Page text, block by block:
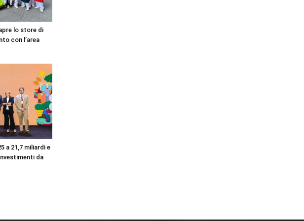
lo store di
con l’area
a 21,7 miliardi e
da